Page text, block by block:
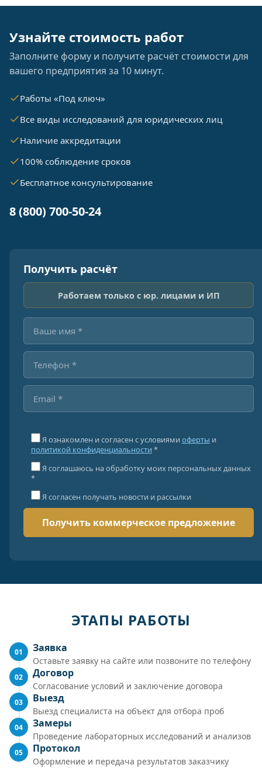
Узнайте стоимость работ
Заполните форму и получите расчёт стоимости для
вашего предприятия за 10 минут.
Работы «Под ключ»
Все виды исследований для юридических лиц
Наличие аккредитации
100% соблюдение сроков
Бесплатное консультирование
8 (800) 700-50-24
Получить расчёт
Работаем только с юр. лицами и ИП
Я ознакомлен и согласен с условиями оферты и
политикой конфиденциальности *
Я соглашаюсь на обработку моих персональных данных
*
Я согласен получать новости и рассылки
ЭТАПЫ РАБОТЫ
01 Заявка
Оставьте заявку на сайте или позвоните по телефону
02 Договор
Согласование условий и заключение договора
03 Выезд
Выезд специалиста на объект для отбора проб
04 Замеры
Проведение лабораторных исследований и анализов
05 Протокол
Оформление и передача результатов заказчику